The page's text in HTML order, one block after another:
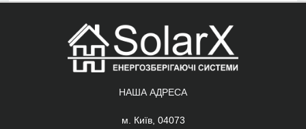
НАША АДРЕСА
м. Київ, 04073